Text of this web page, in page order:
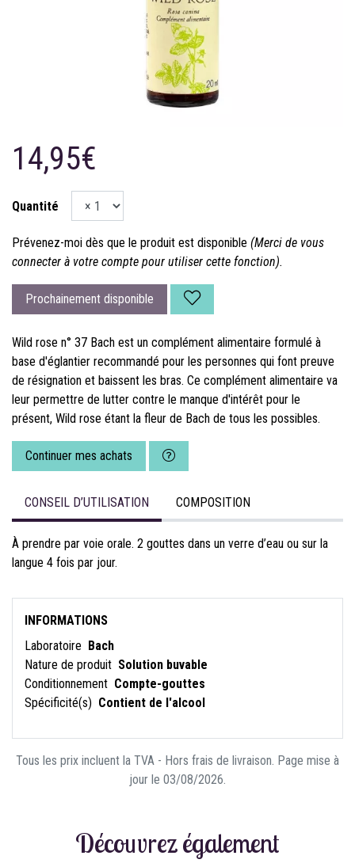
14,95€
Quantité
Prévenez-moi dès que le produit est disponible (Merci de vous
connecter à votre compte pour utiliser cette fonction).
Prochainement disponible
Wild rose n° 37 Bach est un complément alimentaire formulé à
base d'églantier recommandé pour les personnes qui font preuve
de résignation et baissent les bras. Ce complément alimentaire va
leur permettre de lutter contre le manque d'intérêt pour le
présent, Wild rose étant la fleur de Bach de tous les possibles.
Continuer mes achats
CONSEIL D’UTILISATION COMPOSITION
À prendre par voie orale. 2 gouttes dans un verre d’eau ou sur la
langue 4 fois par jour.
INFORMATIONS
Laboratoire Bach
Nature de produit Solution buvable
Conditionnement Compte-gouttes
Spécificité(s) Contient de l'alcool
Tous les prix incluent la TVA - Hors frais de livraison. Page mise à
jour le 03/08/2026.
Découvrez également